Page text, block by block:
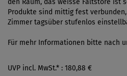
Produkte sind mittig fest
Zimmer tagsüber stufenlos
Für mehr Informationen bitte nach
UVP incl. MwSt.* : 180,88 €